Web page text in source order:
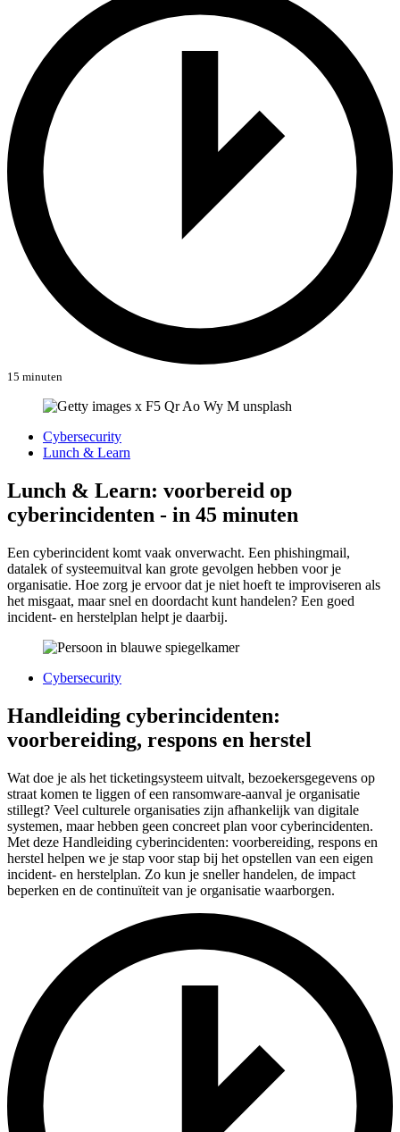
15 minuten
Cybersecurity
Lunch & Learn
Lunch & Learn: voorbereid op
cyberincidenten - in 45 minuten
Een cyberincident komt vaak onverwacht. Een phishingmail,
datalek of systeemuitval kan grote gevolgen hebben voor je
organisatie. Hoe zorg je ervoor dat je niet hoeft te improviseren als
het misgaat, maar snel en doordacht kunt handelen? Een goed
incident- en herstelplan helpt je daarbij.
Cybersecurity
Handleiding cyberincidenten:
voorbereiding, respons en herstel
Wat doe je als het ticketingsysteem uitvalt, bezoekersgegevens op
straat komen te liggen of een ransomware-aanval je organisatie
stillegt? Veel culturele organisaties zijn afhankelijk van digitale
systemen, maar hebben geen concreet plan voor cyberincidenten.
Met deze Handleiding cyberincidenten: voorbereiding, respons en
herstel helpen we je stap voor stap bij het opstellen van een eigen
incident- en herstelplan. Zo kun je sneller handelen, de impact
beperken en de continuïteit van je organisatie waarborgen.